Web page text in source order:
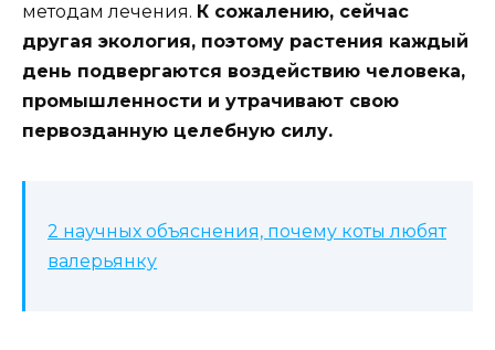
методам лечения. К сожалению, сейчас
другая экология, поэтому растения каждый
день подвергаются воздействию человека,
промышленности и утрачивают свою
первозданную целебную силу.
2 научных объяснения, почему коты любят
валерьянку